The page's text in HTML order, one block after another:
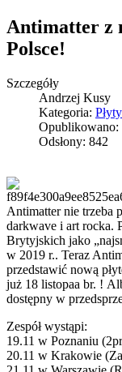
Antimatter z
Polsce!
Szczegóły
Andrzej Kusy
Kategoria:
Opublikowano:
Odsłony: 842
Antimatter nie trzeba
darkwave i art rocka.
Brytyjskich jako
w 2019 r.. Teraz
przedstawić nową
już 18 listopaa br. !
dostępny w
Zespół wystąpi:
19.11 w Poznaniu
20.11 w Krakowie